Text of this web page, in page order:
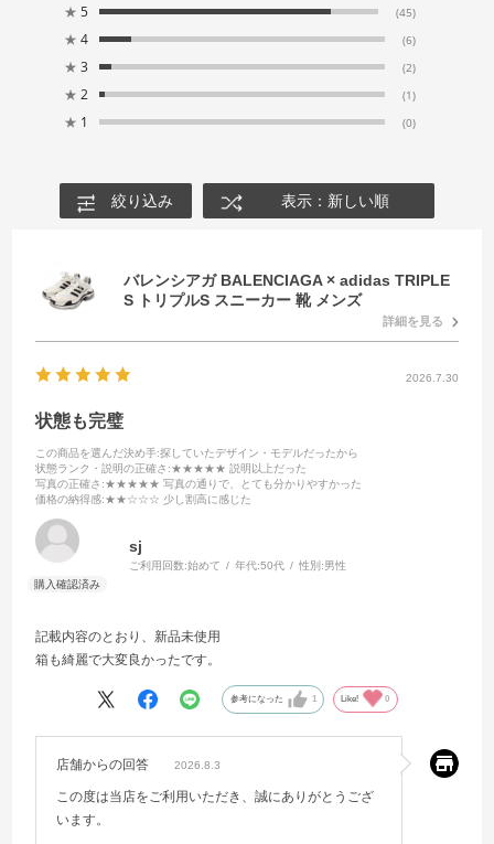
★ 5 (45)
★ 4 (6)
★ 3 (2)
★ 2 (1)
★ 1 (0)
絞り込み 表示：新しい順
バレンシアガ BALENCIAGA × adidas TRIPLE
S トリプルS スニーカー 靴 メンズ
詳細を見る
2026.7.30
状態も完璧
この商品を選んだ決め手:探していたデザイン・モデルだったから
状態ランク・説明の正確さ :★★★★★ 説明以上だった
写真の正確さ :★★★★★ 写真の通りで、とても分かりやすかった
価格の納得感:★★☆☆☆ 少し割高に感じた
sj
ご利用回数:始めて 年代:50代 性別:男性
記載内容のとおり、新品未使用
箱も綺麗で大変良かったです。
参考になった 1 Like! 0
店舗からの回答 2026.8.3
この度は当店をご利用いただき、誠にありがとうござ
います。